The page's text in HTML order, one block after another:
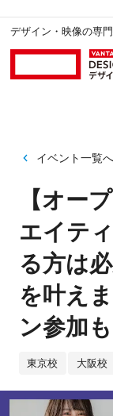
デザイン・映像の専
イベント一覧
【オー
エイテ
る方は
を叶え
ン参加
東京校 大阪校